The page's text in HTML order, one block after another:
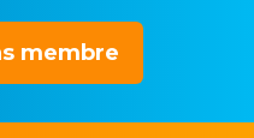
membre